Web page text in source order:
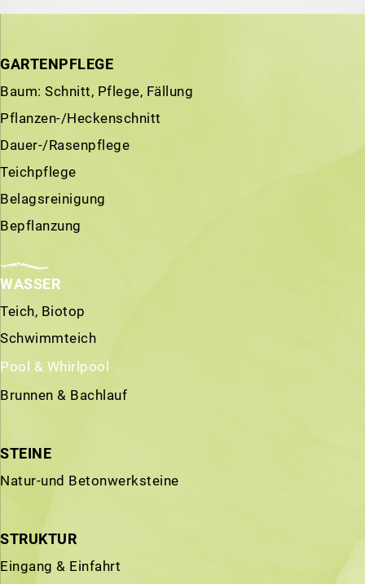
GARTENPFLEGE
Baum: Schnitt, Pflege, Fällung
Pflanzen-/Heckenschnitt
Dauer-/Rasenpflege
Teichpflege
Belagsreinigung
Bepflanzung
WASSER
Teich, Biotop
Schwimmteich
Pool & Whirlpool
Brunnen & Bachlauf
STEINE
Natur-und Betonwerksteine
STRUKTUR
Eingang & Einfahrt